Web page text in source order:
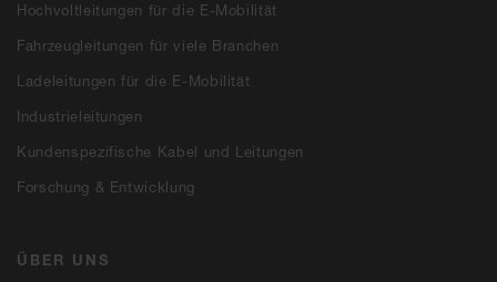
Hochvoltleitungen für die E-Mobilität
Fahrzeugleitungen für viele Branchen
Ladeleitungen für die E-Mobilität
Industrieleitungen
Kundenspezifische Kabel und Leitungen
Forschung & Entwicklung
ÜBER UNS